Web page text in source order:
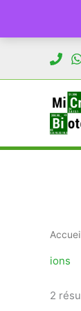
contenu
ions
2